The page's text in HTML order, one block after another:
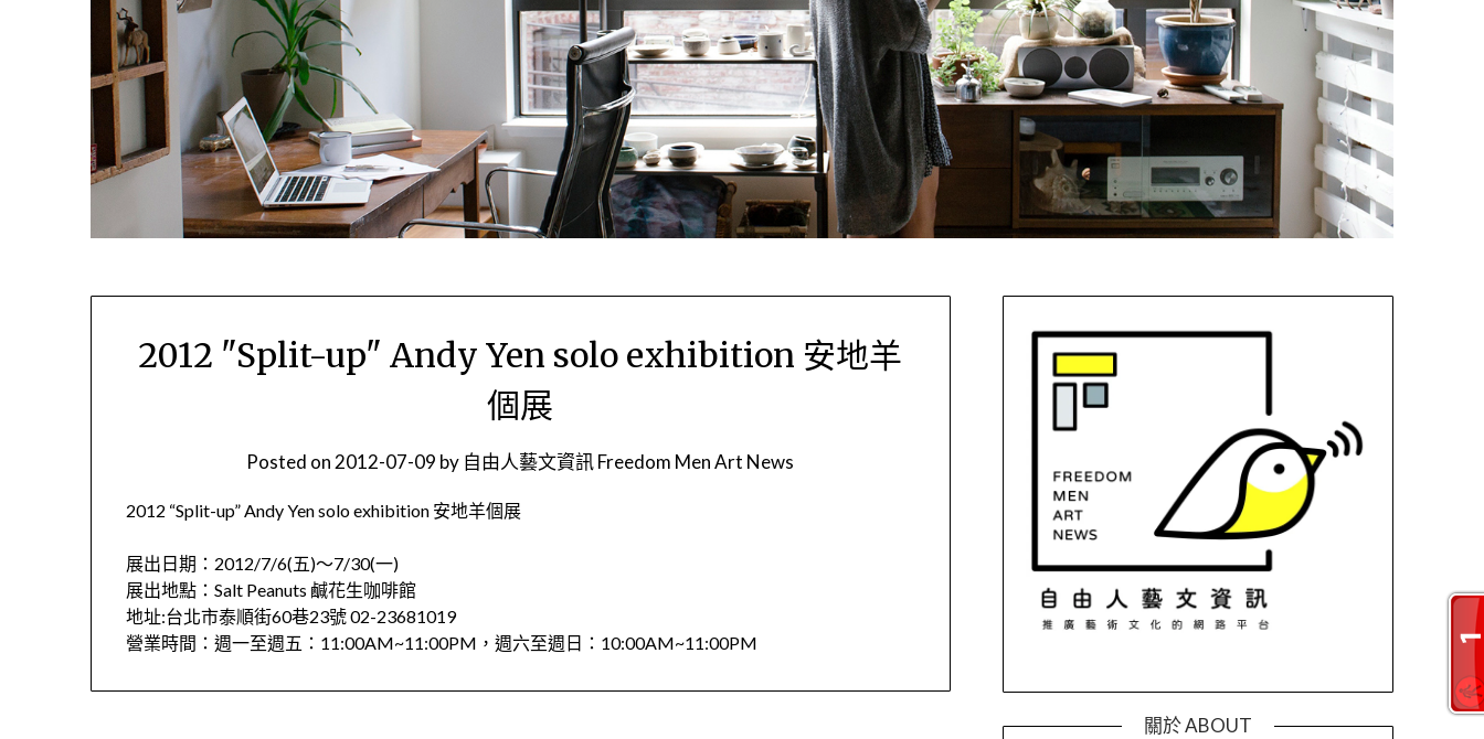
2012 "Split-up" Andy Yen solo exhibition 安地羊
個展
Posted on2012-07-09 by 自由人藝文資訊 Freedom Men Art News
2012 “Split-up” Andy Yen solo exhibition 安地羊個展
展出日期：2012/7/6(五)～7/30(一)
展出地點：Salt Peanuts 鹹花生咖啡館
地址:台北市泰順街60巷23號 02-23681019
營業時間：週一至週五：11:00AM~11:00PM，週六至週日：10:00AM~11:00PM
關於 ABOUT